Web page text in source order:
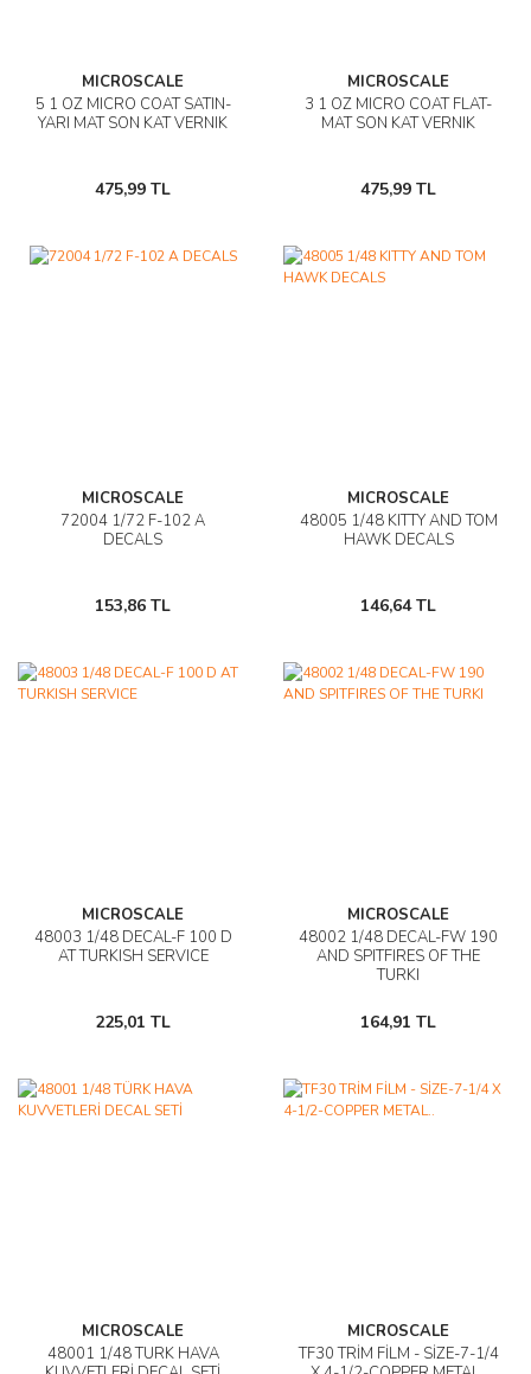
MICROSCALE
5 1 OZ MICRO COAT SATIN-
YARI MAT SON KAT VERNIK
475,99 TL
MICROSCALE
3 1 OZ MICRO COAT FLAT-
MAT SON KAT VERNIK
475,99 TL
MICROSCALE
72004 1/72 F-102 A
DECALS
153,86 TL
MICROSCALE
48005 1/48 KITTY AND TOM
HAWK DECALS
146,64 TL
MICROSCALE
48003 1/48 DECAL-F 100 D
AT TURKISH SERVICE
225,01 TL
MICROSCALE
48002 1/48 DECAL-FW 190
AND SPITFIRES OF THE
TURKI
164,91 TL
MICROSCALE
48001 1/48 TÜRK HAVA
MICROSCALE
TF30 TRİM FİLM - SİZE-7-1/4
YÜZEY KAPLAMA MALZEMELERİ